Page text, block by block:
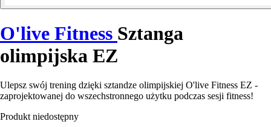
O'live Fitness Sztanga
olimpijska EZ
Ulepsz swój trening dzięki sztandze olimpijskiej O'live Fitness EZ -
zaprojektowanej do wszechstronnego użytku podczas sesji fitness!
Produkt niedostępny